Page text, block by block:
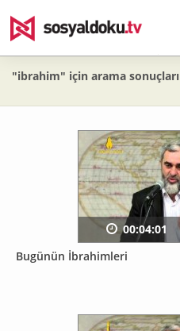
"ibrahim" için arama sonuçları
Bugünün İbrahimleri
00:04:01